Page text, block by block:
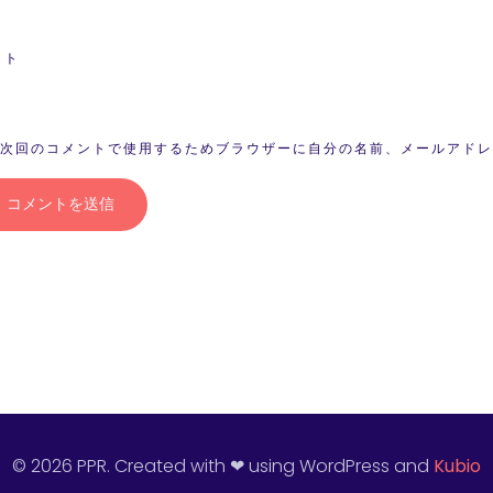
次回のコメントで使用するためブラウザーに自分の名前、メールアドレ
© 2026 PPR. Created with ❤ using WordPress and Kubio